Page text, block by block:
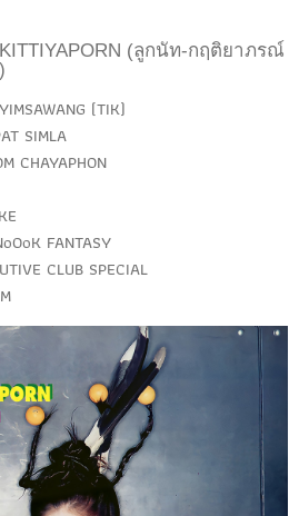
KITTIYAPORN (ลูกนัท-กฤติยาภรณ์
(TIK)
SIMLA
CHAYAPHON
FANTASY
CLUB SPECIAL